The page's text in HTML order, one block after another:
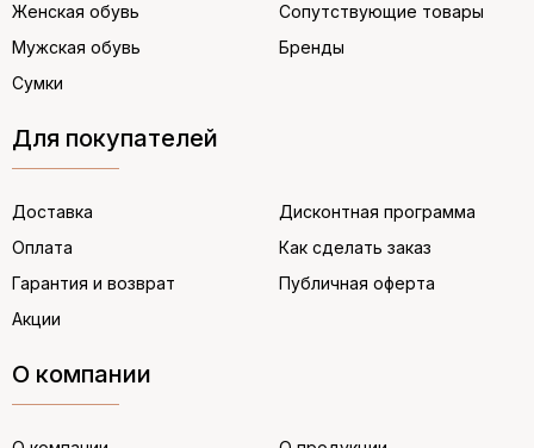
Женская обувь
Мужская обувь
Сумки
Сопутствующие товары
Бренды
Для покупателей
Доставка
Оплата
Гарантия и возврат
Акции
Дисконтная программа
Как сделать заказ
Публичная оферта
О компании